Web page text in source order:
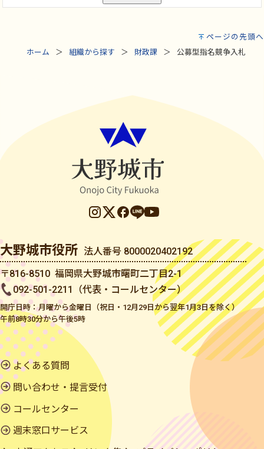
ページの先頭へ
ホーム
組織から探す 財政課 公募型指名競争入札
大野城市役所 法人番号 8000020402192
〒816-8510 福岡県大野城市曙町二丁目2-1
092-501-2211（代表・コールセンター）
開庁日時：月曜から金曜日（祝日・12月29日から翌年1月3日を除く）
午前8時30分から午後5時
よくある質問
問い合わせ・提言受付
コールセンター
週末窓口サービス